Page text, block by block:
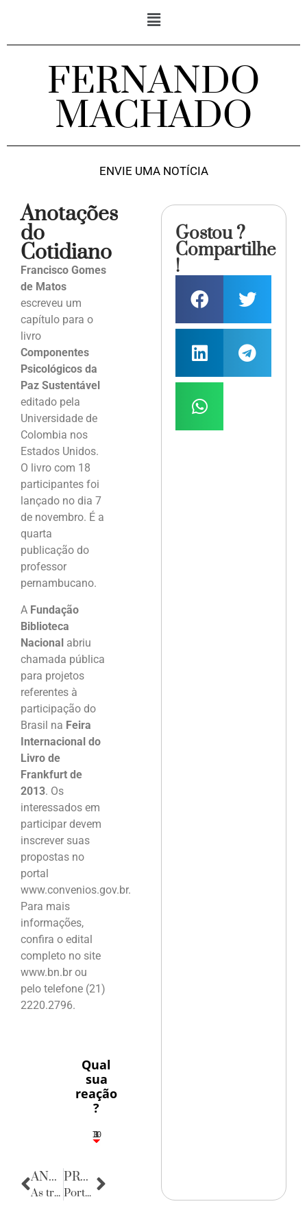
FERNANDO
MACHADO
ENVIE UMA NOTÍCIA
Anotações
do
Cotidiano
Francisco Gomes
de Matos
escreveu um
capítulo para o
livro
Componentes
Psicológicos da
Paz Sustentável
editado pela
Universidade de
Colombia nos
Estados Unidos.
O livro com 18
participantes foi
lançado no dia 7
de novembro. É a
quarta
publicação do
professor
pernambucano.
A Fundação
Biblioteca
Nacional abriu
chamada pública
para projetos
referentes à
participação do
Brasil na Feira
Internacional do
Livro de
Frankfurt de
2013. Os
interessados em
participar devem
inscrever suas
propostas no
portal
www.convenios.gov.br.
Para mais
informações,
confira o edital
completo no site
www.bn.br ou
pelo telefone (21)
2220.2796.
Qual
sua
reação
?
3
1
1
3
10
ANTERIOR
As trajetórias de Plínio Palhano
PRÓXIMA
Porta Retratos
Gostou ?
Compartilhe
!